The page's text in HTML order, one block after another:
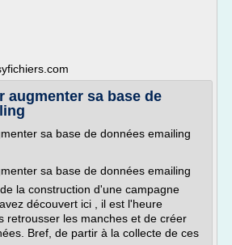
augmenter sa base de
sa base de données emailing
sa base de données emailing
la construction d'une campagne
découvert ici , il est l'heure
retrousser les manches et de créer
Bref, de partir à la collecte de ces